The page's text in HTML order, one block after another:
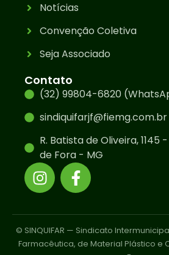
Notícias
Convenção Coletiva
Seja Associado
Contato
(32) 99804-6820
sindiquifarjf@fiemg.com.br
R. Batista de Oliveira, 1145
de Fora - MG
© SINQUIFAR — Sindicato
Farmacêutica, de Material Plástico e